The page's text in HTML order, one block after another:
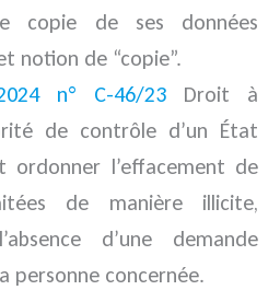
copie de ses données
notion de “copie”.
n° C-46/23 Droit à
de contrôle d’un État
ordonner l’effacement de
de manière illicite,
d’une demande
personne concernée.